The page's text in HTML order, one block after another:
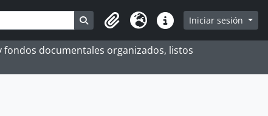
Search in browse page
Portapapeles
Idioma Enlaces rápidos
Iniciar sesión
fondos documentales organizados, listos